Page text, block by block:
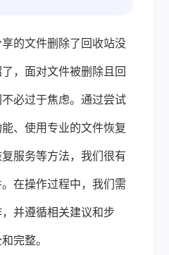
的文件删除了回收站没
，面对文件被删除且回
必过于焦虑。通过尝试
、使用专业的文件恢复
服务等方法，我们很有
在操作过程中，我们需
并遵循相关建议和步
完整。